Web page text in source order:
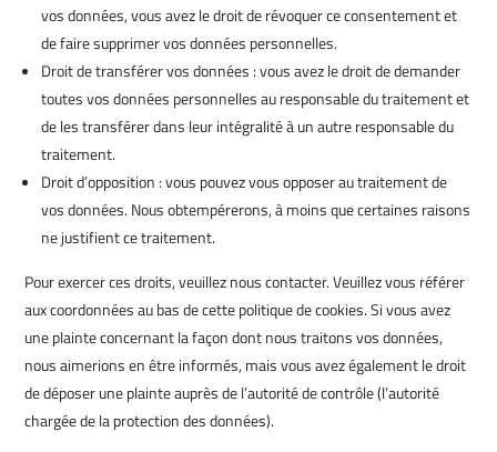
vos données, vous avez le droit de révoquer ce consentement et
de faire supprimer vos données personnelles.
Droit de transférer vos données : vous avez le droit de demander
toutes vos données personnelles au responsable du traitement et
de les transférer dans leur intégralité à un autre responsable du
traitement.
Droit d’opposition : vous pouvez vous opposer au traitement de
vos données. Nous obtempérerons, à moins que certaines raisons
ne justifient ce traitement.
Pour exercer ces droits, veuillez nous contacter. Veuillez vous référer
aux coordonnées au bas de cette politique de cookies. Si vous avez
une plainte concernant la façon dont nous traitons vos données,
nous aimerions en être informés, mais vous avez également le droit
de déposer une plainte auprès de l’autorité de contrôle (l’autorité
chargée de la protection des données).